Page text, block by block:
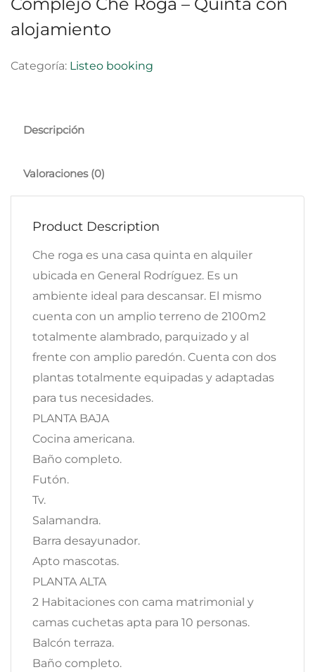
alojamiento
Categoría: Listeo booking
Descripción
Valoraciones (0)
Product Description
Che roga es una casa quinta en alquiler
ubicada en General Rodríguez. Es un
ambiente ideal para descansar. El mismo
cuenta con un amplio terreno de 2100m2
totalmente alambrado, parquizado y al
frente con amplio paredón. Cuenta con dos
plantas totalmente equipadas y adaptadas
para tus necesidades.
PLANTA BAJA
Cocina americana.
Baño completo.
Futón.
Tv.
Salamandra.
Barra desayunador.
Apto mascotas.
PLANTA ALTA
2 Habitaciones con cama matrimonial y
camas cuchetas apta para 10 personas.
Balcón terraza.
Baño completo.